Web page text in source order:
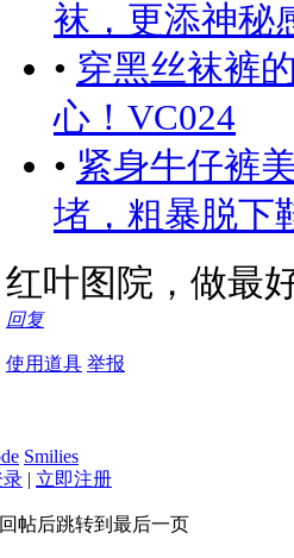
袜，更添神秘
• 穿黑丝袜裤
心！VC024
• 紧身牛仔裤
堵，粗暴脱下
红叶图院，做最
回复
使用道具 举报
Smilies
录 | 立即注册
回帖后跳转到最后一页